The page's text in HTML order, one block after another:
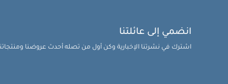
انضمي إلى عائلتنا
اشترك في نشرتنا الإخبارية وكن أول من تصله أحدث عروضنا